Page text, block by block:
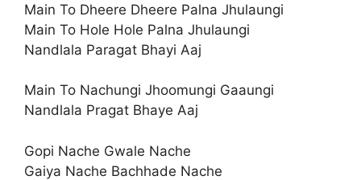
Main To Dheere Dheere Palna Jhulaungi
Main To Hole Hole Palna Jhulaungi
Nandlala Paragat Bhayi Aaj
Main To Nachungi Jhoomungi Gaaungi
Nandlala Pragat Bhaye Aaj
Gopi Nache Gwale Nache
Gaiya Nache Bachhade Nache